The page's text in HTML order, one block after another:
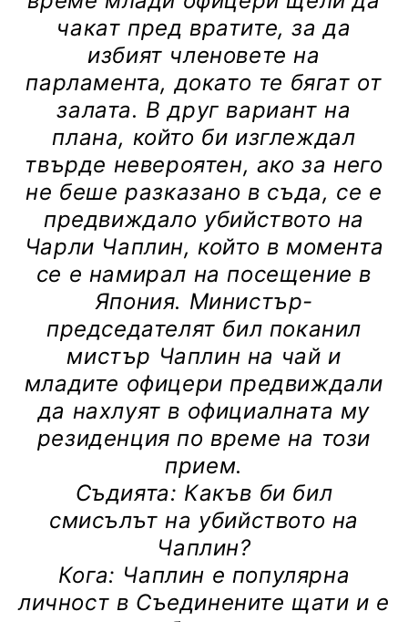
чакат пред вратите, за да
избият членовете на
парламента, докато те бягат от
залата. В друг вариант на
плана, който би изглеждал
твърде невероятен, ако за него
не беше разказано в съда, се е
предвиждало убийството на
Чарли Чаплин, който в момента
се е намирал на посещение в
Япония. Министър-
председателят бил поканил
мистър Чаплин на чай и
младите офицери предвиждали
да нахлуят в официалната му
резиденция по време на този
прием.
Съдията: Какъв би бил
смисълът на убийството на
Чаплин?
Кога: Чаплин е популярна
личност в Съединените щати и е